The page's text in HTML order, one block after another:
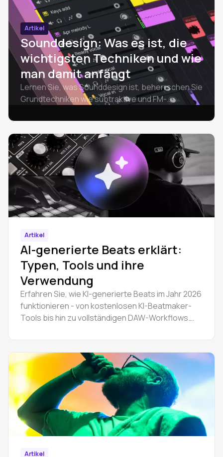
Artikel
Sounddesign: Was es ist, die
wichtigsten Techniken und wie
man damit anfängt
Lernen Sie, was Sounddesign ist, beherrschen Sie
Grundtechniken wie subtraktive und FM-
folgen Sie einem praktischen Arbeitsablauf, um zu
beginnen.
Artikel
AI-generierte Beats erklärt:
Typen, Tools und ihre
Verwendung
Erfahren Sie, wie KI-generierte Beats im Jahr 2026
funktionieren - von kostenlosen KI-Beatmaker-
Tools bis hin zu vollständigen DAW-Workflows.
Schritt-für-Schritt-Anleitung.
Artikel